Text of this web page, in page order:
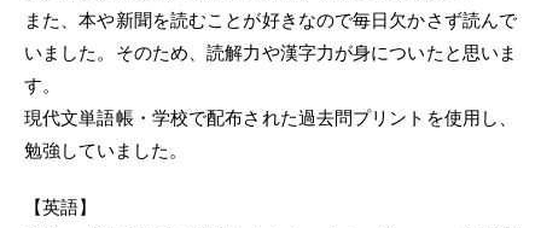
また、本や新聞を読むことが好きなので毎日欠かさず読んで
いました。そのため、読解力や漢字力が身についたと思いま
す。
現代文単語帳・学校で配布された過去問プリントを使用し、
勉強していました。
【英語】